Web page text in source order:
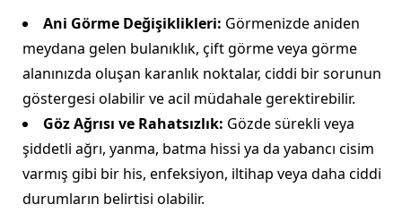
Ani Görme Değişiklikleri: Görmenizde aniden
meydana gelen bulanıklık, çift görme veya görme
alanınızda oluşan karanlık noktalar, ciddi bir sorunun
göstergesi olabilir ve acil müdahale gerektirebilir.
Göz Ağrısı ve Rahatsızlık: Gözde sürekli veya
şiddetli ağrı, yanma, batma hissi ya da yabancı cisim
varmış gibi bir his, enfeksiyon, iltihap veya daha ciddi
durumların belirtisi olabilir.